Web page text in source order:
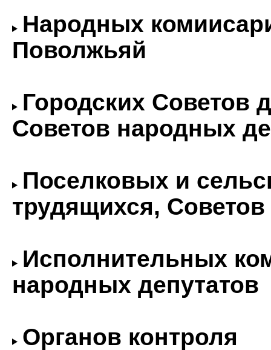
Народных
Поволжьяй
Городских Советов
Советов народных
Поселковых и
трудящихся,
Исполнительных
народных депутатов
Органов контроля